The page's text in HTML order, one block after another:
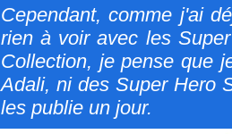
Cependant, comme j'ai
rien à voir avec les
Collection, je pense que
Adali, ni des Super Hero
les publie un jour.